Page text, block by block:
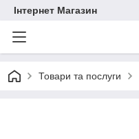
Інтернет Магазин
Товари та послуги